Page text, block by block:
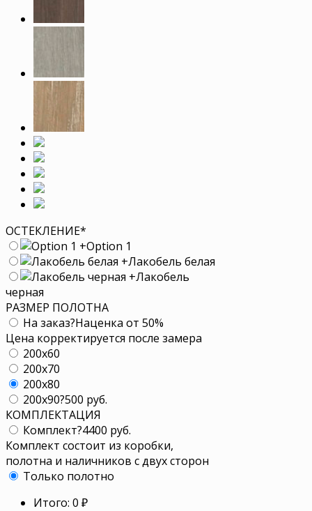
ОСТЕКЛЕНИЕ*
+Option 1
+Лакобель белая
+Лакобель
черная
РАЗМЕР ПОЛОТНА
На заказ?Наценка от 50%
Цена корректируется после замера
200x60
200x70
200x80
200x90?500 руб.
КОМПЛЕКТАЦИЯ
Комплект?4400 руб.
Комплект состоит из коробки,
полотна и наличников с двух сторон
Только полотно
Итого: 0 ₽